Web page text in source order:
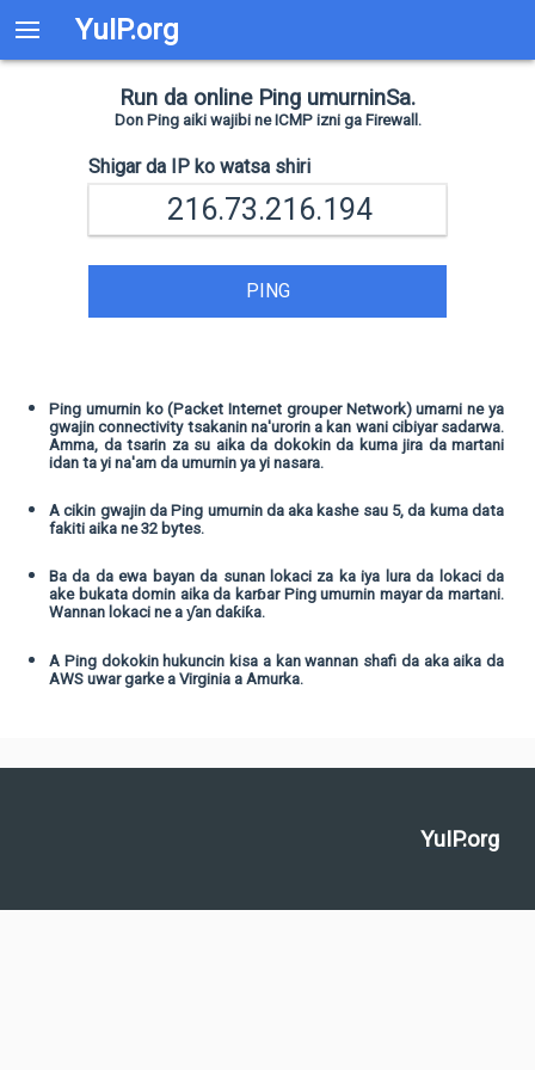
YuIP.org
Run da online Ping umurninSa.
Don Ping aiki wajibi ne ICMP izni ga Firewall.
Shigar da IP ko watsa shiri
PING
Ping umurnin ko (Packet Internet grouper Network) umarni ne ya
gwajin connectivity tsakanin na'urorin a kan wani cibiyar sadarwa.
Amma, da tsarin za su aika da dokokin da kuma jira da martani
idan ta yi na'am da umurnin ya yi nasara.
A cikin gwajin da Ping umurnin da aka kashe sau 5, da kuma data
fakiti aika ne 32 bytes.
Ba da da ewa bayan da sunan lokaci za ka iya lura da lokaci da
ake bukata domin aika da karɓar Ping umurnin mayar da martani.
Wannan lokaci ne a ƴan daƙiƙa.
A Ping dokokin hukuncin kisa a kan wannan shafi da aka aika da
AWS uwar garke a Virginia a Amurka.
YuIP.org